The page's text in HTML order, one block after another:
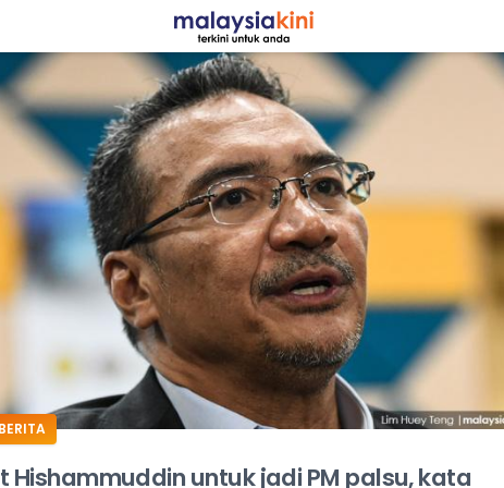
ADS
Hishammuddin untuk jadi PM palsu, kata